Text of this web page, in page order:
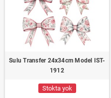
Sulu Transfer 24x34cm Model IST-
1912
Stokta yok